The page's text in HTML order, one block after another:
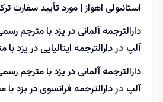
استانبولی اهواز | مورد تأیید سفارت
دارالترجمه آلمانی در یزد با مترجم
آلپ دردارالترجمه ایتالیایی در یزد
دارالترجمه آلمانی در یزد با مترجم
آلپ دردارالترجمه فرانسوی در یزد